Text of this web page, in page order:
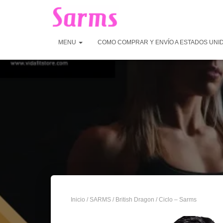
MENU COMO COMPRAR Y ENVÍO A ESTADOS
Inicio / SARMS / British Dragon / Ciclo – Sarms